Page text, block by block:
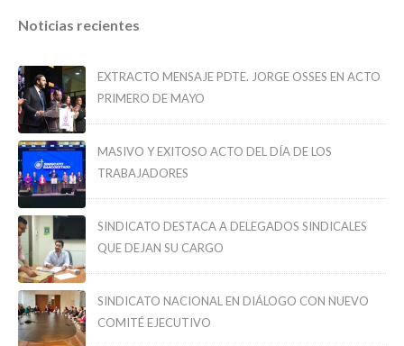
Noticias recientes
EXTRACTO MENSAJE PDTE. JORGE OSSES EN ACTO
PRIMERO DE MAYO
MASIVO Y EXITOSO ACTO DEL DÍA DE LOS
TRABAJADORES
SINDICATO DESTACA A DELEGADOS SINDICALES
QUE DEJAN SU CARGO
SINDICATO NACIONAL EN DIÁLOGO CON NUEVO
COMITÉ EJECUTIVO